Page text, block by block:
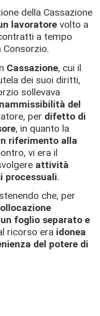
della Cassazione
lavoratore volto a
a tempo
Cassazione, cui il
dei suoi diritti,
sollevava
del
per difetto di
, in quanto la
riferimento alla
vi era il
attività
processuali.
che, per
foglio separato e
ricorso era idonea
del potere di